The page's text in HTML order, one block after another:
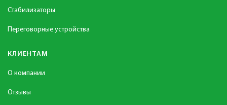
Стабилизаторы
Переговорные устройства
КЛИЕНТАМ
О компании
Отзывы